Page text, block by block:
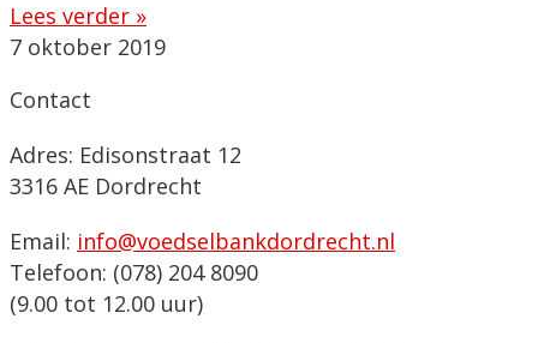
Lees verder »
7 oktober 2019
Contact
Adres: Edisonstraat 12
3316 AE Dordrecht
Email: info@voedselbankdordrecht.nl
Telefoon: (078) 204 8090
(9.00 tot 12.00 uur)